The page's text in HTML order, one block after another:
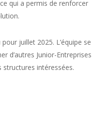
qui a permis de renforcer
juillet 2025. L’équipe se
d’autres Junior-Entreprises
intéressées.